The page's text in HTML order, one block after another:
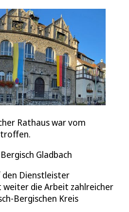
Rathaus war vom
Gladbach
Dienstleister
die Arbeit zahlreicher
Bergischen Kreis